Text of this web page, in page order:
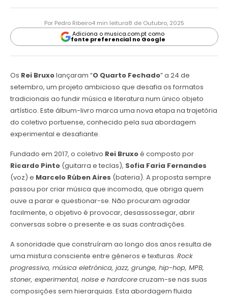
Por Pedro Ribeiro4 min leitura8 de Outubro, 2025
Adiciona o musica.com.pt como
fonte preferencial no Google
Os Rei Bruxolançaram “O Quarto Fechado” a 24 de
setembro, um projeto ambicioso que desafia os formatos
tradicionais ao fundir música e literatura num único objeto
artístico. Este álbum-livro marca uma nova etapa na trajetória
do coletivo portuense, conhecido pela sua abordagem
experimental e desafiante.
Fundado em 2017, o coletivo Rei Bruxoé composto por
Ricardo Pinto(guitarra e teclas), Sofia Faria Fernandes
(voz) e Marcelo Rúben Aires (bateria). A proposta sempre
passou por criar música que incomoda, que obriga quem
ouve a parar e questionar-se. Não procuram agradar
facilmente, o objetivo é provocar, desassossegar, abrir
conversas sobre o presente e as suas contradições.
A sonoridade que construíram ao longo dos anos resulta de
uma mistura consciente entre géneros e texturas. Rock
progressivo, música eletrónica, jazz, grunge, hip-hop, MPB,
stoner, experimental, noise e hardcorecruzam-se nas suas
composições sem hierarquias. Esta abordagem fluida